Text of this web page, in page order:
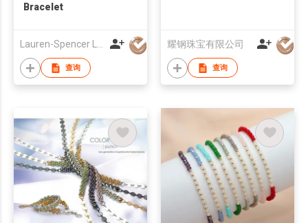
Bracelet
查询
耀钢珠宝有限公司
查询